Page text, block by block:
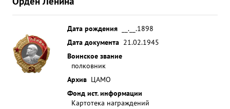
Дата рождения
__.__.1898
Дата документа 21.02.1945
Воинское звание
полковник
Архив ЦАМО
Фонд ист. информации
Картотека награждений